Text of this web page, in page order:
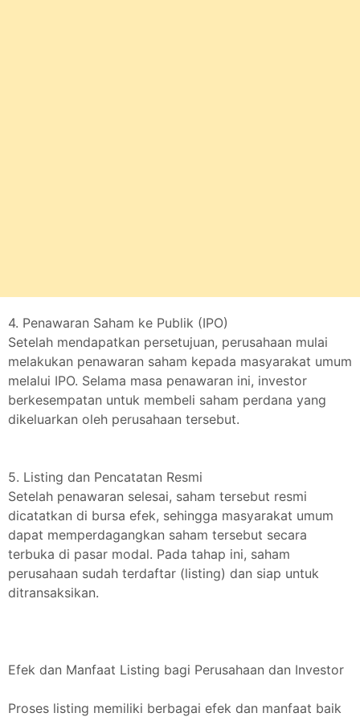
4. Penawaran Saham ke Publik (IPO)
Setelah mendapatkan persetujuan, perusahaan mulai
melakukan penawaran saham kepada masyarakat umum
melalui IPO. Selama masa penawaran ini, investor
berkesempatan untuk membeli saham perdana yang
dikeluarkan oleh perusahaan tersebut.
5. Listing dan Pencatatan Resmi
Setelah penawaran selesai, saham tersebut resmi
dicatatkan di bursa efek, sehingga masyarakat umum
dapat memperdagangkan saham tersebut secara
terbuka di pasar modal. Pada tahap ini, saham
perusahaan sudah terdaftar (listing) dan siap untuk
ditransaksikan.
Efek dan Manfaat Listing bagi Perusahaan dan Investor
Proses listing memiliki berbagai efek dan manfaat baik